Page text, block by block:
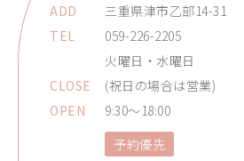
ADD
三重県津市乙部14-31
TEL
059-226-2205
CLOSE
火曜日・水曜日
(祝日の場合は営業)
OPEN
9:30～18:00
予約優先